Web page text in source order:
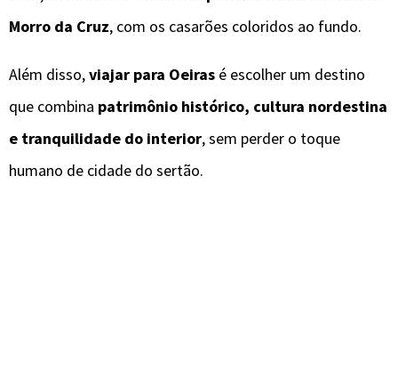
Morro da Cruz, com os casarões coloridos ao fundo.
Além disso,viajar para Oeiras é escolher um destino
que combina patrimônio histórico, cultura nordestina
e tranquilidade do interior, sem perder o toque
humano de cidade do sertão.